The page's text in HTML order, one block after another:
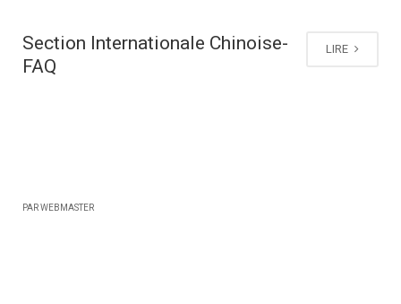
LIRE
Section Internationale Chinoise-
FAQ
PAR WEBMASTER